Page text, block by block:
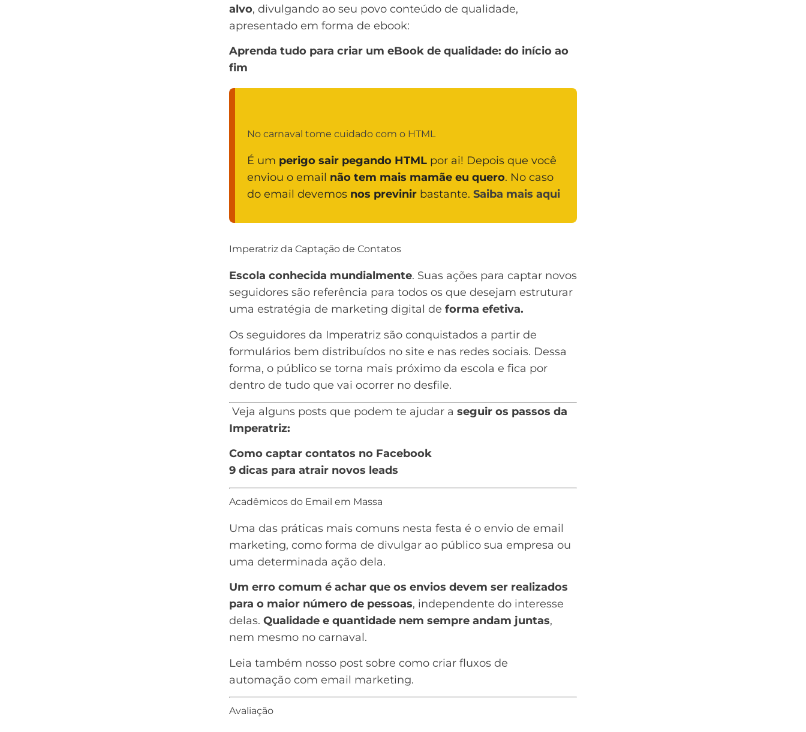
alvo, divulgando ao seu povo conteúdo de qualidade,
apresentado em forma de ebook:
Aprenda tudo para criar um eBook de qualidade: do início ao
fim
No carnaval tome cuidado com o HTML
É um perigo sair pegando HTML por ai! Depois que você
enviou o email não tem mais mamãe eu quero. No caso
do email devemos nos previnir bastante. Saiba mais aqui
Imperatriz da Captação de Contatos
Escola conhecida mundialmente. Suas ações para captar novos
seguidores são referência para todos os que desejam estruturar
uma estratégia de marketing digital de forma efetiva.
Os seguidores da Imperatriz são conquistados a partir de
formulários bem distribuídos no site e nas redes sociais. Dessa
forma, o público se torna mais próximo da escola e fica por
dentro de tudo que vai ocorrer no desfile.
Veja alguns posts que podem te ajudar a seguir os passos da
Imperatriz:
Como captar contatos no Facebook
9 dicas para atrair novos leads
Acadêmicos do Email em Massa
Uma das práticas mais comuns nesta festa é o envio de email
marketing, como forma de divulgar ao público sua empresa ou
uma determinada ação dela.
Um erro comum é achar que os envios devem ser realizados
para o maior número de pessoas, independente do interesse
delas. Qualidade e quantidade nem sempre andam juntas,
nem mesmo no carnaval.
Leia também nosso post sobre como criar fluxos de
automação com email marketing.
Avaliação